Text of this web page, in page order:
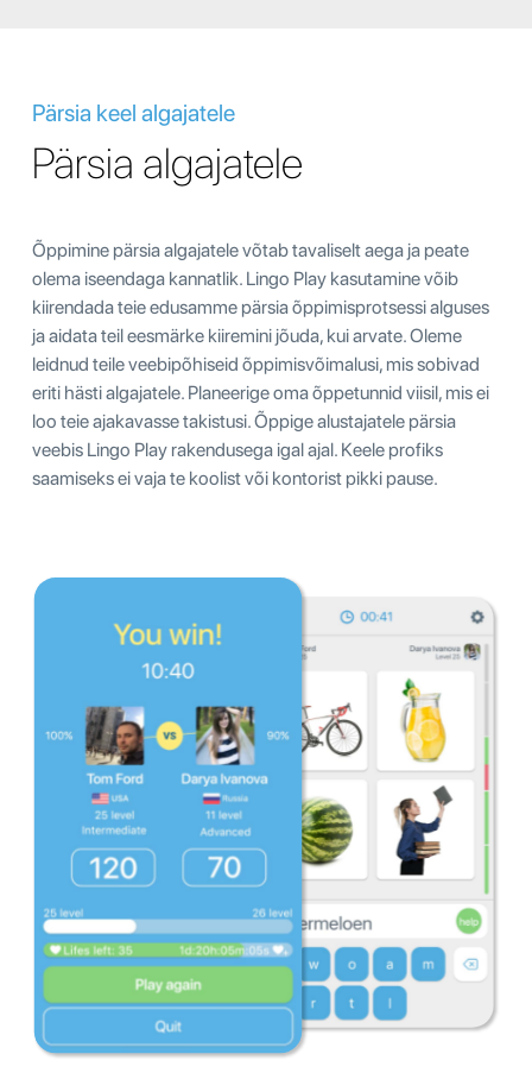
Pärsia keel algajatele
Pärsia algajatele
Õppimine pärsia algajatele võtab tavaliselt aega ja peate
olema iseendaga kannatlik. Lingo Play kasutamine võib
kiirendada teie edusamme pärsia õppimisprotsessi alguses
ja aidata teil eesmärke kiiremini jõuda, kui arvate. Oleme
leidnud teile veebipõhiseid õppimisvõimalusi, mis sobivad
eriti hästi algajatele. Planeerige oma õppetunnid viisil, mis ei
loo teie ajakavasse takistusi. Õppige alustajatele pärsia
veebis Lingo Play rakendusega igal ajal. Keele profiks
saamiseks ei vaja te koolist või kontorist pikki pause.